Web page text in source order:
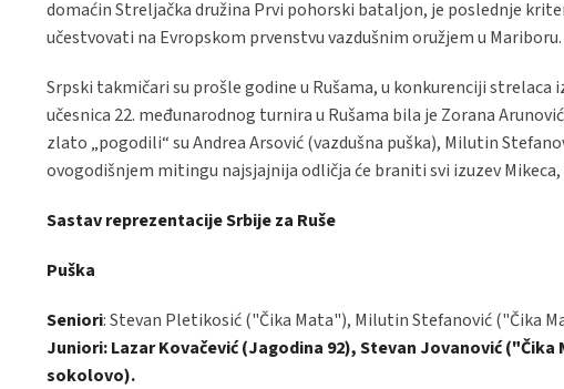
domaćin Streljačka družina Prvi pohorski bataljon, je poslednje
učestvovati na Evropskom prvenstvu vazdušnim oružjem u Mariboru.
Srpski takmičari su prošle godine u Rušama, u konkurenciji
učesnica 22. međunarodnog turnira u Rušama bila je Zorana
zlato „pogodili“ su Andrea Arsović (vazdušna puška), Milutin
ovogodišnjem mitingu najsjajnija odličja će braniti svi izuzev
Sastav reprezentacije Srbije za Ruše
Puška
Seniori: Stevan Pletikosić ("Čika Mata"), Milutin Stefanović ("Čika
Juniori: Lazar Kovačević (Jagodina 92), Stevan Jovanović
sokolovo).